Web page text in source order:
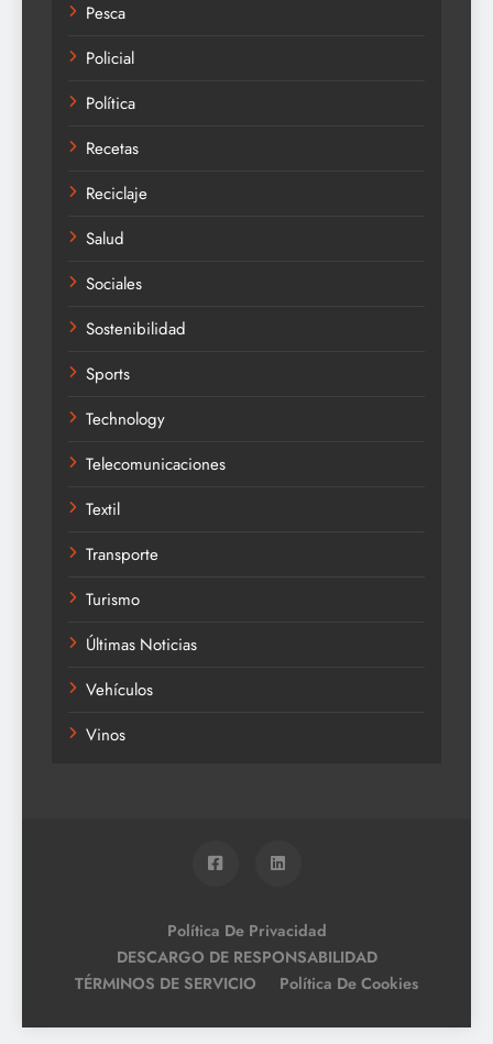
Pesca
Policial
Política
Recetas
Reciclaje
Salud
Sociales
Sostenibilidad
Sports
Technology
Telecomunicaciones
Textil
Transporte
Turismo
Últimas Noticias
Vehículos
Vinos
Política De Privacidad
DESCARGO DE RESPONSABILIDAD
TÉRMINOS DE SERVICIO
Política De Cookies